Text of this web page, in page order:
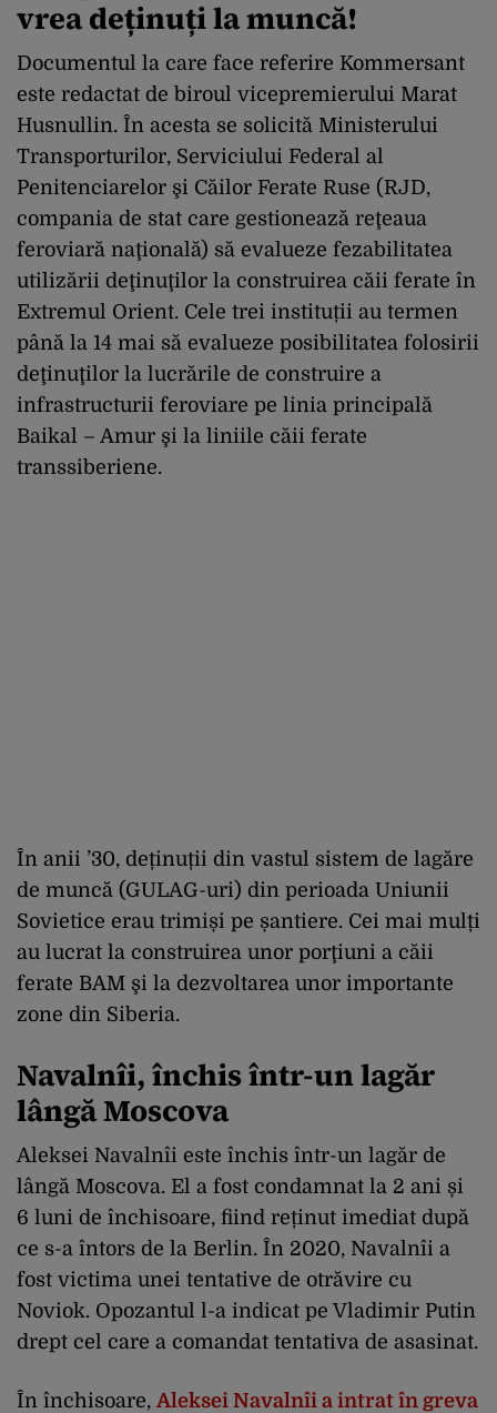
vrea deținuți la muncă!
Documentul la care face referire Kommersant
este redactat de biroul vicepremierului Marat
Husnullin. În acesta se solicită Ministerului
Transporturilor, Serviciului Federal al
Penitenciarelor şi Căilor Ferate Ruse (RJD,
compania de stat care gestionează reţeaua
feroviară naţională) să evalueze fezabilitatea
utilizării deţinuţilor la construirea căii ferate în
Extremul Orient. Cele trei instituții au termen
până la 14 mai să evalueze posibilitatea folosirii
deţinuţilor la lucrările de construire a
infrastructurii feroviare pe linia principală
Baikal – Amur şi la liniile căii ferate
transsiberiene.
În anii ’30, deținuții din vastul sistem de lagăre
de muncă (GULAG-uri) din perioada Uniunii
Sovietice erau trimiși pe șantiere. Cei mai mulți
au lucrat la construirea unor porţiuni a căii
ferate BAM şi la dezvoltarea unor importante
zone din Siberia.
Navalnîi, închis într-un lagăr
lângă Moscova
Aleksei Navalnîi este închis într-un lagăr de
lângă Moscova. El a fost condamnat la 2 ani și
6 luni de închisoare, fiind reținut imediat după
ce s-a întors de la Berlin. În 2020, Navalnîi a
fost victima unei tentative de otrăvire cu
Noviok. Opozantul l-a indicat pe Vladimir Putin
drept cel care a comandat tentativa de asasinat.
În închisoare, Aleksei Navalnîi a intrat în greva